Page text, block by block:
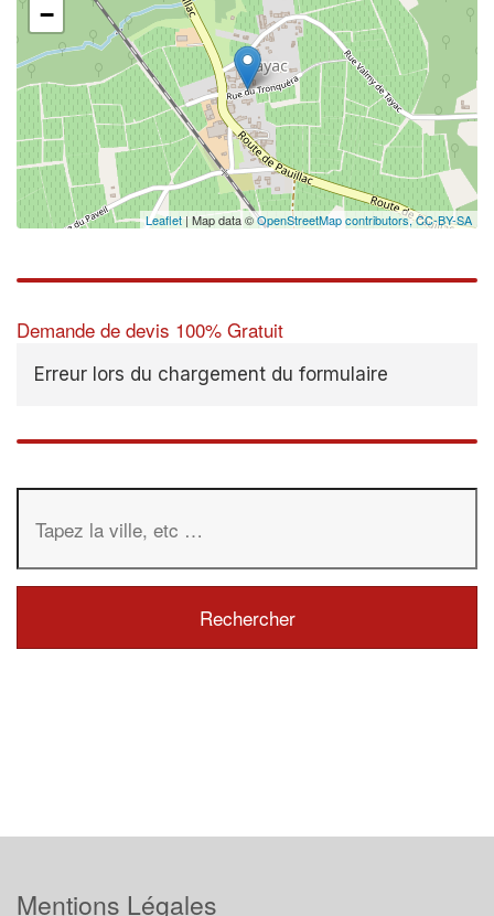
−
Leaflet| Map data ©OpenStreetMap contributors,CC-BY-SA
Demande de devis 100% Gratuit
Erreur lors du chargement du formulaire
✕
Mentions Légales